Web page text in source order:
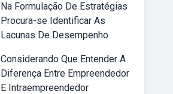
Na Formulação De Estratégias
Procura-se Identificar As
Lacunas De Desempenho
Considerando Que Entender A
Diferença Entre Empreendedor
E Intraempreendedor